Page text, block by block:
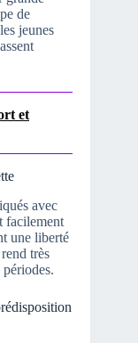
de
jeunes
et
avec
facilement
une liberté
très